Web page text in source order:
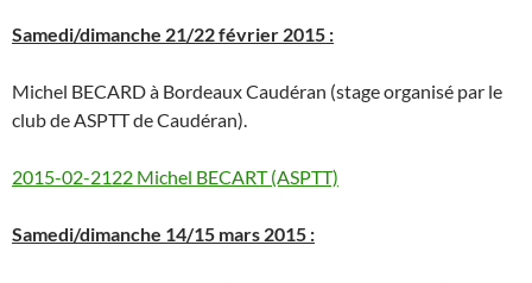
Samedi/dimanche 21/22 février 2015 :
Michel BECARD à Bordeaux Caudéran (stage organisé par le
club de ASPTT de Caudéran).
2015-02-2122 Michel BECART (ASPTT)
Samedi/dimanche 14/15 mars 2015 :